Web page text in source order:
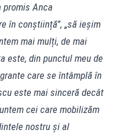
promis Anca
în conștiință”, „să ieșim
mai mulți, de mai
este, din punctul meu de
care se întâmplă în
este mai sinceră decât
cei care mobilizăm
nostru și al